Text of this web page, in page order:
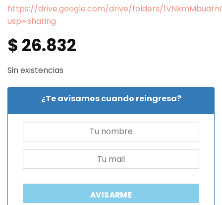
https://drive.google.com/drive/folders/
usp=sharing
$ 26.832
Sin existencias
¿Te avisamos cuando reingresa?
AVISARME